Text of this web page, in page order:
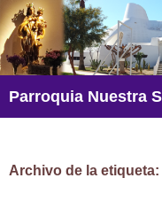
Saltar
al
contenido
Archivo de la